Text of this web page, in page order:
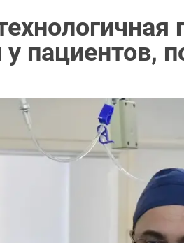
у пациентов,